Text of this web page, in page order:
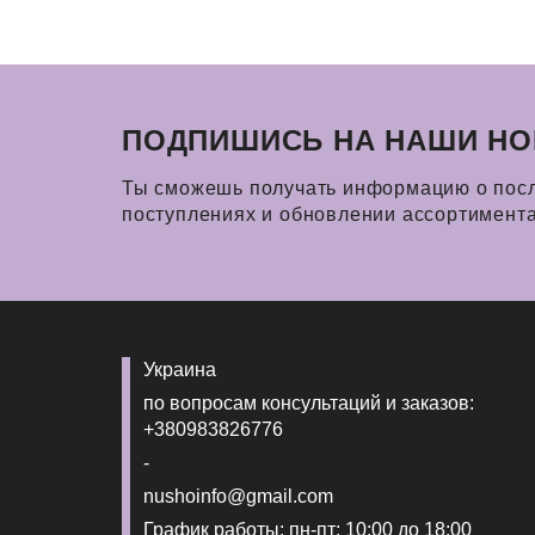
ПОДПИШИСЬ НА НАШИ
Ты сможешь получать информацию о
поступлениях и обновлении ассортимента
Украина
по вопросам консультаций и заказов:
+380983826776
-
nushoinfo@gmail.com
График работы: пн-пт: 10:00 до 18:00